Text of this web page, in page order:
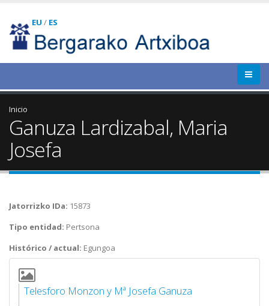
EU / ES
Inicio
Ganuza Lardizabal, Maria
Josefa
Jatorrizko IDa: 15873
Tipo entidad: Pertsona
Histórico / actual: Egungoa
Telesforo Monzon y Mª Josefa Ganuza